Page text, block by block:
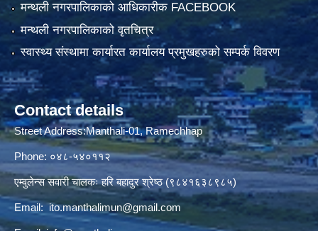
मन्थली नगरपालिकाको आधिकारीक FACEBOOK
मन्थली नगरपालिकाको वृतचित्र
स्वास्थ्य संस्थामा कार्यारत कार्यालय प्रमुखहरुको सम्पर्क विवरण
Contact details
Street Address:Manthali-01, Ramechhap
Phone: ०४८-५४०११२
एम्वुलेन्स सवारी चालकः हरि बहादुर श्रेष्ठ (९८४१६३८९८५)
Email:ito.manthalimun@gmail.com